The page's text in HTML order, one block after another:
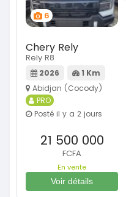
6
Chery Rely
Rely R8
2026
1 Km
Abidjan (Cocody)
PRO
Posté il y a 2 jours
21 500 000
FCFA
En vente
Voir détails